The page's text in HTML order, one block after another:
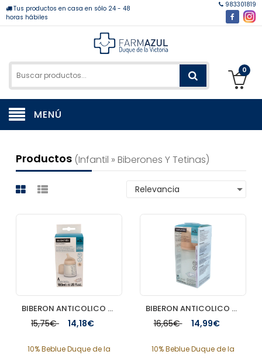
Tus productos en casa en sólo 24 - 48
horas hábiles
983301819
0
MENÚ
Productos (infantil » Biberones Y Tetinas)
BIBERON ANTICOLICO TETINA LACTANCIA SILICONA MIXTA SUAVINEX 180 ML
15,75€ 14,18€
10% Beblue Duque de la
BIBERON ANTICOLICO T SILICONA SUAVINEX M 270 ML
16,65€ 14,99€
10% Beblue Duque de la